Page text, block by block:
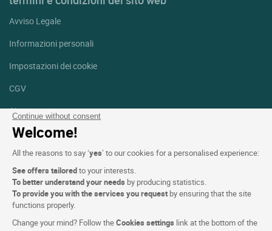
Continue without consent
Welcome!
All the reasons to say ‘yes’ to our cookies for a personalised experience:
See offers tailoredto your interests.
To better understand your needs by producing statistics.
To provide you with the services you request by ensuring that the site
functions properly.
Change your mind? Follow theCookies settings link at the bottom of the
Avviso Legale
Informazioni personali
Impostazioni dei cookie
CGV
Aiuto
Mappa del sito
Crediti fotografici
Seguici
Facebook
Instagram
Linkedin